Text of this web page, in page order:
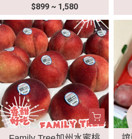
$899 ~ 1,580